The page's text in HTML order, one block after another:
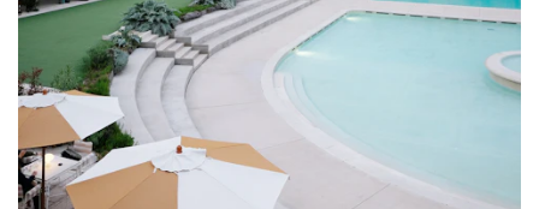
in St. Tropez wohnt. Was bedeutet dort Luxus in diesen Zeiten
und wie sieht es in den Häusern und Wohnungen aus? Fabian
Freytag reist viel, bringt Ideen von überall auf der Erde mit nach
Hause und setzt seine Ideen in Wohnwelten und Design-Stories
um, in denen Möbel, Accessoires und Textilien die
Hauptdarsteller sind&hellip